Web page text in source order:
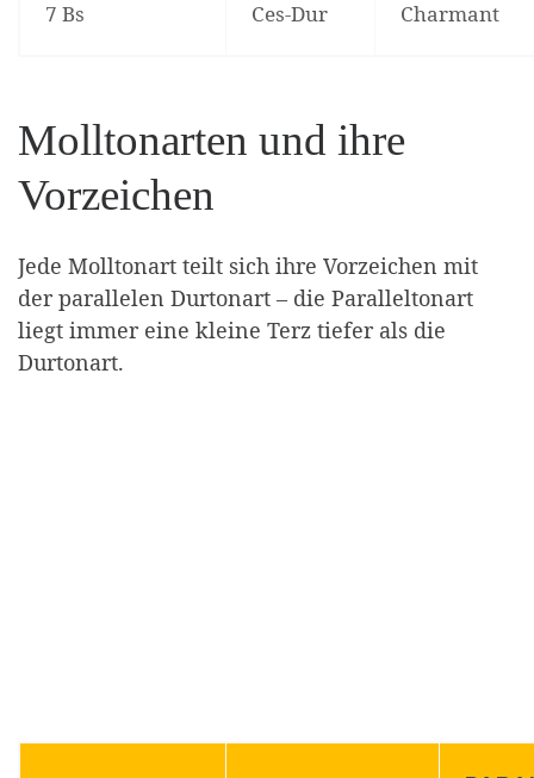
7 Bs Ces-Dur Charmant
Molltonarten und ihre
Vorzeichen
Jede Molltonart teilt sich ihre Vorzeichen mit
der parallelen Durtonart – die Paralleltonart
liegt immer eine kleine Terz tiefer als die
Durtonart.